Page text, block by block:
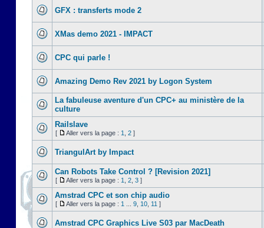
GFX : transferts mode 2
XMas demo 2021 - IMPACT
CPC qui parle !
Amazing Demo Rev 2021 by Logon System
La fabuleuse aventure d'un CPC+ au ministère de la
culture
Railslave
[ Aller vers la page : 1 2 ]
TriangulArt by Impact
Can Robots Take Control ? [Revision 2021]
[ Aller vers la page : 1 2 3 ]
Amstrad CPC et son chip audio
[ Aller vers la page : 1 9 10 11 ]
Amstrad CPC Graphics Live S03 par MacDeath